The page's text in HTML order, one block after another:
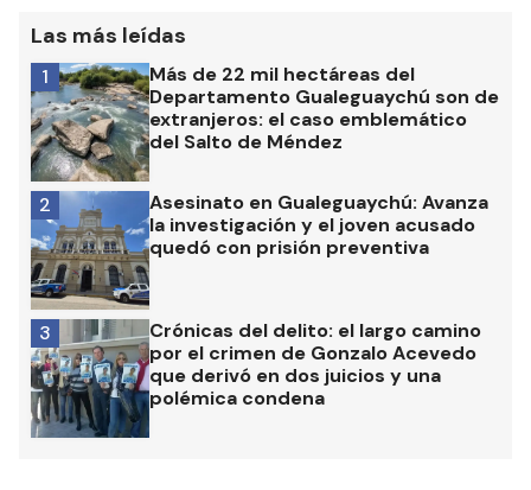
Las más leídas
Más de 22 mil hectáreas del
Departamento Gualeguaychú son de
extranjeros: el caso emblemático
del Salto de Méndez
1
Asesinato en Gualeguaychú: Avanza
la investigación y el joven acusado
quedó con prisión preventiva
2
Crónicas del delito: el largo camino
por el crimen de Gonzalo Acevedo
que derivó en dos juicios y una
polémica condena
3